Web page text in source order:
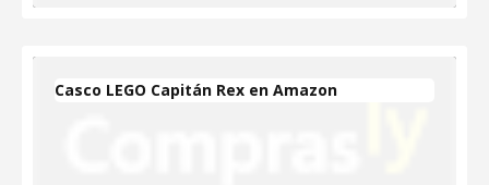
Casco LEGO Capitán Rex en Amazon